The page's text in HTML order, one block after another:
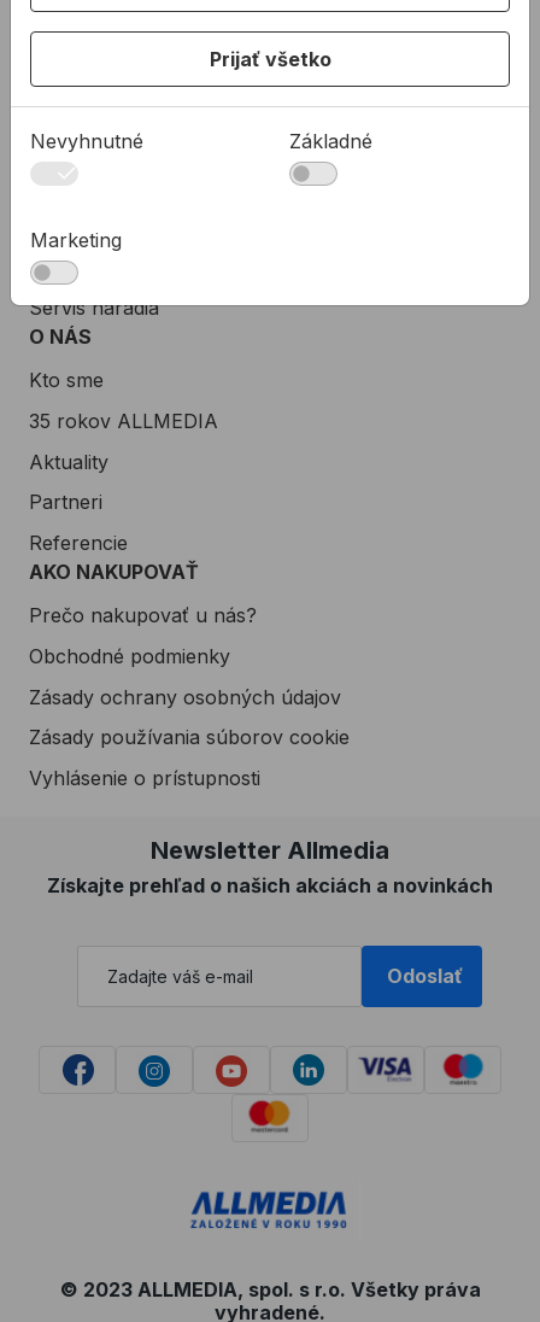
Na stiahnutie
KONTAKTY
Spoločnosť
Predajné miesta
Zákaznícka podpora
Servis náradia
O NÁS
Kto sme
35 rokov ALLMEDIA
Aktuality
Partneri
Referencie
AKO NAKUPOVAŤ
Prečo nakupovať u nás?
Obchodné podmienky
Zásady ochrany osobných údajov
Zásady používania súborov cookie
Vyhlásenie o prístupnosti
Newsletter Allmedia
Získajte prehľad o našich akciách a novinkách
Odoslať
© 2023 ALLMEDIA, spol. s r.o. Všetky práva
vyhradené.
Prijať všetko
Nevyhnutné Základné
Marketing